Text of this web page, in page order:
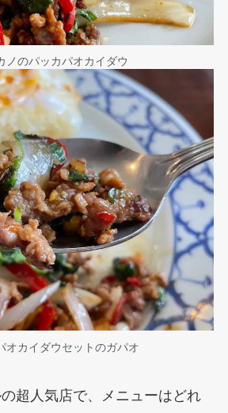
ノのパッカパオカイダウ
オカイダウセットのガパオ
超人気店で、メニューはどれ